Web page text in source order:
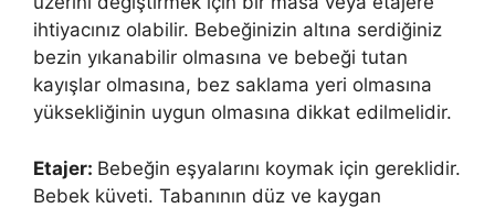
ihtiyacınız olabilir. Bebeğinizin altına serdiğiniz
bezin yıkanabilir olmasına ve bebeği tutan
kayışlar olmasına, bez saklama yeri olmasına
yüksekliğinin uygun olmasına dikkat edilmelidir.
Etajer: Bebeğin eşyalarını koymak için gereklidir.
Bebek küveti. Tabanının düz ve kaygan